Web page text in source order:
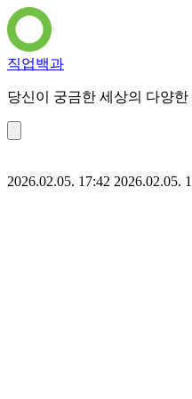
직업백과
당신이 궁금한 세상의 다양한
2026.02.05. 17:42 2026.02.05.